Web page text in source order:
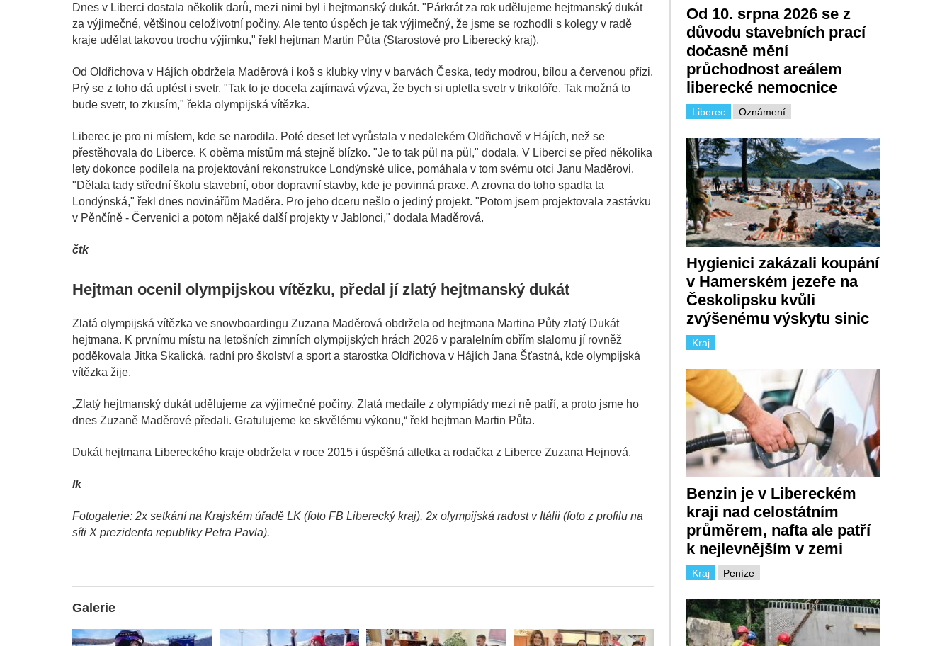
Dnes v Liberci dostala několik darů, mezi nimi byl i hejtmanský dukát. "Párkrát za rok udělujeme hejtmanský dukát
za výjimečné, většinou celoživotní počiny. Ale tento úspěch je tak výjimečný, že jsme se rozhodli s kolegy v radě
kraje udělat takovou trochu výjimku," řekl hejtman Martin Půta (Starostové pro Liberecký kraj).
Od Oldřichova v Hájích obdržela Maděrová i koš s klubky vlny v barvách Česka, tedy modrou, bílou a červenou přízi.
Prý se z toho dá uplést i svetr. "Tak to je docela zajímavá výzva, že bych si upletla svetr v trikolóře. Tak možná to
bude svetr, to zkusím," řekla olympijská vítězka.
Liberec je pro ni místem, kde se narodila. Poté deset let vyrůstala v nedalekém Oldřichově v Hájích, než se
přestěhovala do Liberce. K oběma místům má stejně blízko. "Je to tak půl na půl," dodala. V Liberci se před několika
lety dokonce podílela na projektování rekonstrukce Londýnské ulice, pomáhala v tom svému otci Janu Maděrovi.
"Dělala tady střední školu stavební, obor dopravní stavby, kde je povinná praxe. A zrovna do toho spadla ta
Londýnská," řekl dnes novinářům Maděra. Pro jeho dceru nešlo o jediný projekt. "Potom jsem projektovala zastávku
v Pěnčíně - Červenici a potom nějaké další projekty v Jablonci," dodala Maděrová.
čtk
Hejtman ocenil olympijskou vítězku, předal jí zlatý hejtmanský dukát
Zlatá olympijská vítězka ve snowboardingu Zuzana Maděrová obdržela od hejtmana Martina Půty zlatý Dukát
hejtmana. K prvnímu místu na letošních zimních olympijských hrách 2026 v paralelním obřím slalomu jí rovněž
poděkovala Jitka Skalická, radní pro školství a sport a starostka Oldřichova v Hájích Jana Šťastná, kde olympijská
vítězka žije.
„Zlatý hejtmanský dukát udělujeme za výjimečné počiny. Zlatá medaile z olympiády mezi ně patří, a proto jsme ho
dnes Zuzaně Maděrové předali. Gratulujeme ke skvělému výkonu,“ řekl hejtman Martin Půta.
Dukát hejtmana Libereckého kraje obdržela v roce 2015 i úspěšná atletka a rodačka z Liberce Zuzana Hejnová.
lk
Fotogalerie: 2x setkání na Krajském úřadě LK (foto FB Liberecký kraj), 2x olympijská radost v Itálii (foto z profilu na
síti X prezidenta republiky Petra Pavla).
Galerie
Od 10. srpna 2026 se z
důvodu stavebních prací
dočasně mění
průchodnost areálem
liberecké nemocnice
Liberec Oznámení
Hygienici zakázali koupání
v Hamerském jezeře na
Českolipsku kvůli
zvýšenému výskytu sinic
Kraj
Benzin je v Libereckém
kraji nad celostátním
průměrem, nafta ale patří
k nejlevnějším v zemi
Kraj Peníze